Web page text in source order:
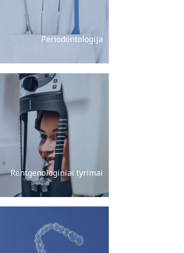
Periodontologija
Rentgenologiniai tyrimai